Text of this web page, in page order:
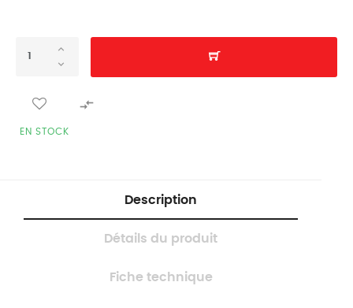

EN STOCK
Description
Détails du produit
Fiche technique